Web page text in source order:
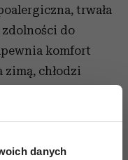
danych
trwała
do
komfort
chłodzi
tylko dba o ciało,
który